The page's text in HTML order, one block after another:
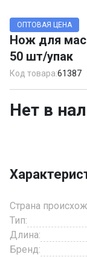
of
1
ОПТОВАЯ ЦЕНА
Нож для
50 шт/упак
Код товара:61387
Нет в
Страна
Тип:
Длина:
Бренд: